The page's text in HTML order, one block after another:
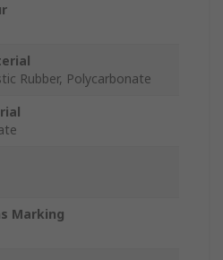
Rubber, Polycarbonate
Marking